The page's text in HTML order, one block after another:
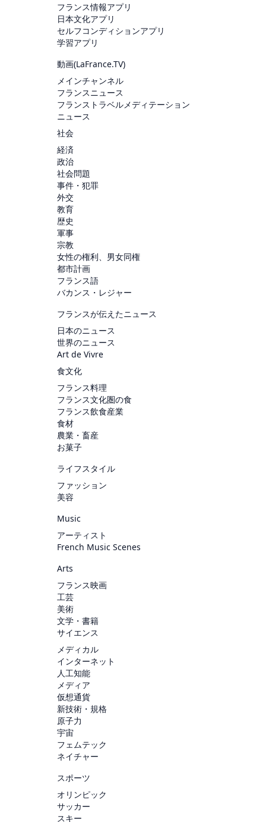
フランス情報アプリ
日本文化アプリ
セルフコンディションアプリ
学習アプリ
動画(LaFrance.TV)
メインチャンネル
フランスニュース
フランストラベルメディテーション
ニュース
社会
経済
政治
社会問題
事件・犯罪
外交
教育
歴史
軍事
宗教
女性の権利、男女同権
都市計画
フランス語
バカンス・レジャー
フランスが伝えたニュース
日本のニュース
世界のニュース
Art de Vivre
食文化
フランス料理
フランス文化圏の食
フランス飲食産業
食材
農業・畜産
お菓子
ライフスタイル
ファッション
美容
Music
アーティスト
French Music Scenes
Arts
フランス映画
工芸
美術
文学・書籍
サイエンス
メディカル
インターネット
人工知能
メディア
仮想通貨
新技術・規格
原子力
宇宙
フェムテック
ネイチャー
スポーツ
オリンピック
サッカー
スキー